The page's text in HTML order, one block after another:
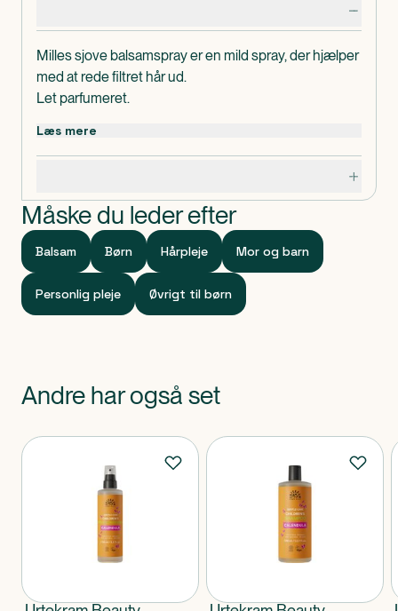
Milles sjove balsamspray er en mild spray, der hjælper
med at rede filtret hår ud.
Let parfumeret.
håndklæde tørt hår. Skal ikke skylles ud.
Indeholder
Ethylhexylglycerin, Polyquaternium-47, Sodium
Benzoate, Citric
Acid, Phenoxyethanol, Parfum, Cetrimonium Chloride,
Polysorbate 20
Klassificeret som
Produktet er et kosmetisk produkt.
Læs mere
Måske du leder efter
Balsam Børn Hårpleje Mor og barn
Personlig pleje Øvrigt til børn
Andre har også set
Produkter